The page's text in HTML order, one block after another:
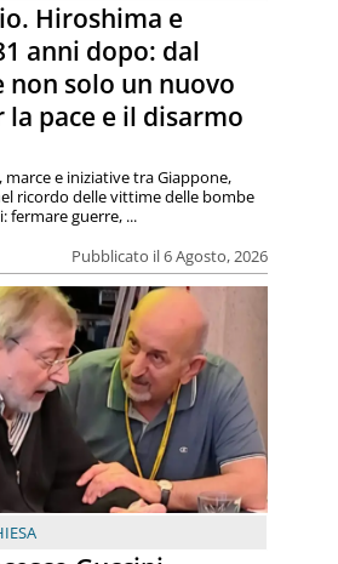
Hiroshima e
anni dopo: dal
non solo un nuovo
la pace e il disarmo
Pubblicato il 6 Agosto, 2026
marce e iniziative tra Giappone,
ricordo delle vittime delle bombe
fermare guerre, ...